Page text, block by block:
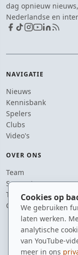
Cookies op
We gebruiken
laten werken.
analytische
van YouTube-
meer in ons
dag opnieuw
Nederlandse en
NAVIGATIE
Nieuws
Kennisbank
Spelers
Clubs
Video's
OVER ONS
Team
Supporters
Tip de redactie
Contact